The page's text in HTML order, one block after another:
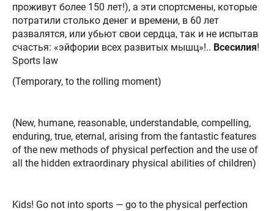
проживут более 150 лет!), а эти спортсмены, которые
потратили столько денег и времени, в 60 лет
развалятся, или убьют свои сердца, так и не испытав
счастья: «эйфории всех развитых мышц»!.. Всесилия!
Sports law
(Temporary, to the rolling moment)
(New, humane, reasonable, understandable, compelling,
enduring, true, eternal, arising from the fantastic features
of the new methods of physical perfection and the use of
all the hidden extraordinary physical abilities of children)
Kids! Go not into sports — go to the physical perfection